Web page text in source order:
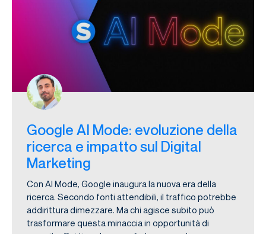
Google AI Mode: evoluzione della
ricerca e impatto sul Digital
Marketing
Con AI Mode, Google inaugura la nuova era della
ricerca. Secondo fonti attendibili, il traffico potrebbe
addirittura dimezzare. Ma chi agisce subito può
trasformare questa minaccia in opportunità di